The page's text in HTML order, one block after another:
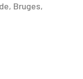
Bruges,